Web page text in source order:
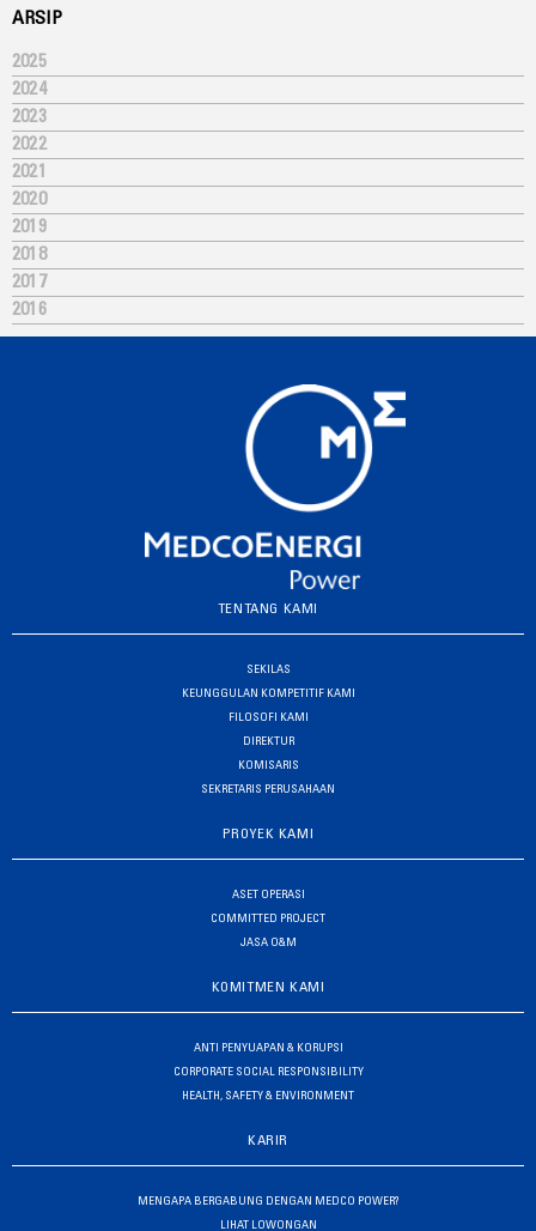
ARSIP
2025
2024
2023
2022
2021
2020
2019
2018
2017
2016
TENTANG KAMI
SEKILAS
KEUNGGULAN KOMPETITIF KAMI
FILOSOFI KAMI
DIREKTUR
KOMISARIS
SEKRETARIS PERUSAHAAN
PROYEK KAMI
ASET OPERASI
COMMITTED PROJECT
JASA O&M
KOMITMEN KAMI
ANTI PENYUAPAN & KORUPSI
CORPORATE SOCIAL RESPONSIBILITY
HEALTH, SAFETY & ENVIRONMENT
KARIR
MENGAPA BERGABUNG DENGAN MEDCO POWER?
LIHAT LOWONGAN